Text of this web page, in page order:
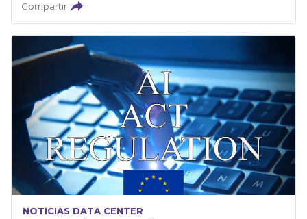
Compartir
NOTICIAS DATA CENTER